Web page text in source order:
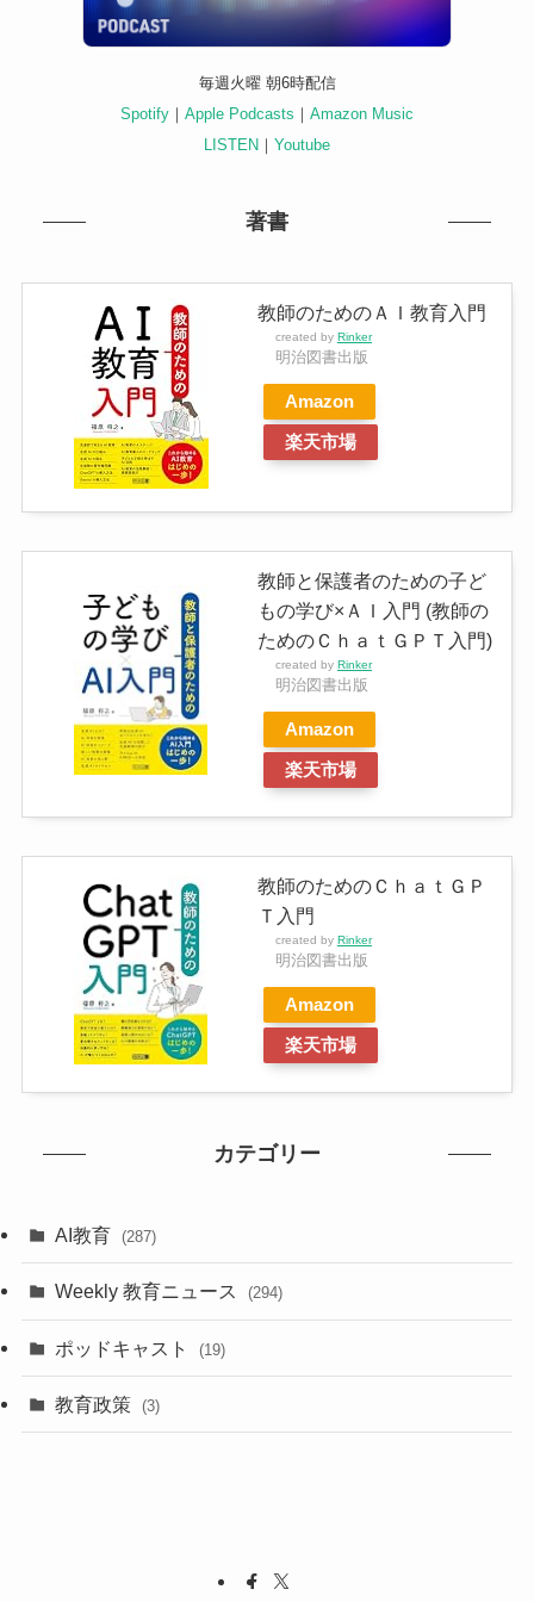
毎週火曜 朝6時配信
Spotify ｜ Apple Podcasts ｜ Amazon Music
LISTEN ｜ Youtube
著書
教師のためのＡＩ教育入門
created by Rinker
明治図書出版
Amazon
楽天市場
教師と保護者のための子ど
もの学び×ＡＩ入門 (教師の
ためのＣｈａｔＧＰＴ入門)
created by Rinker
明治図書出版
Amazon
楽天市場
教師のためのＣｈａｔＧＰ
Ｔ入門
created by Rinker
明治図書出版
Amazon
楽天市場
カテゴリー
AI教育 (287)
Weekly 教育ニュース (294)
ポッドキャスト (19)
教育政策 (3)